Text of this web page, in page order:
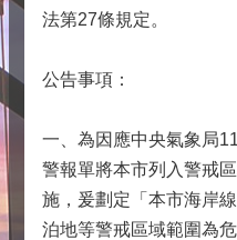
法第27條規定。
公告事項：
一、為因應中央氣象局
警報單將本市列入警戒
施，爰劃定「本市海岸
泊地等警戒區域範圍為